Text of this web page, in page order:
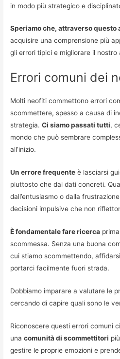
in modo più strategico e
Speriamo che, attraverso questo
acquisire una comprensione più
gli errori tipici e migliorare il
Errori comuni dei
Molti neofiti commettono errori
scommettere, spesso a causa di
strategia.Ci siamo passati tutti,
mondo che può sembrare
all’inizio.
Un errore frequente è lasciarsi
piuttosto che dai dati concreti.
dall’entusiasmo o dalla
decisioni impulsive che non
È fondamentale fare ricerca
scommessa. Senza una buona
cui stiamo scommettendo,
portarci facilmente fuori strada.
Dobbiamo imparare a valutare le
cercando di capire quali sono le
Riconoscere questi errori comuni
unacomunità di scommettitori
gestire le proprie emozioni e